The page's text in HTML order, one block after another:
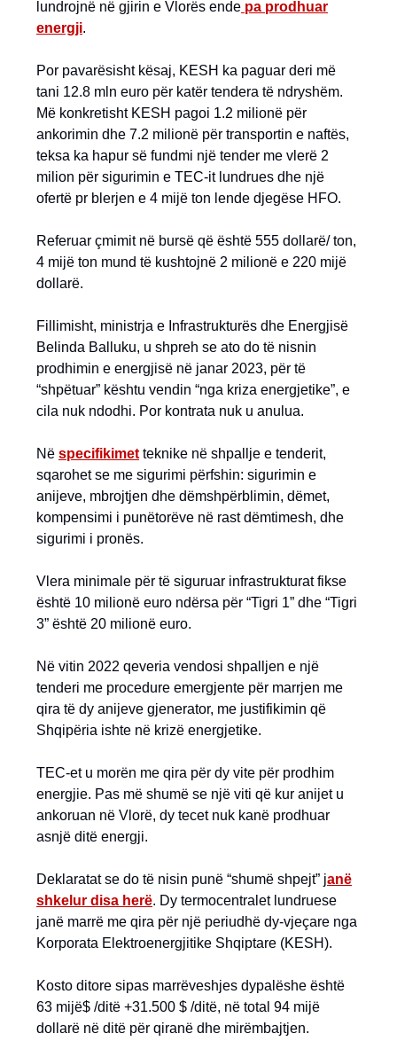
lundrojnë në gjirin e Vlorës ende pa prodhuar
energji.
Por pavarësisht kësaj, KESH ka paguar deri më
tani 12.8 mln euro për katër tendera të ndryshëm.
Më konkretisht KESH pagoi 1.2 milionë për
ankorimin dhe 7.2 milionë për transportin e naftës,
teksa ka hapur së fundmi një tender me vlerë 2
milion për sigurimin e TEC-it lundrues dhe një
ofertë pr blerjen e 4 mijë ton lende djegëse HFO.
Referuar çmimit në bursë që është 555 dollarë/ ton,
4 mijë ton mund të kushtojnë 2 milionë e 220 mijë
dollarë.
Fillimisht, ministrja e Infrastrukturës dhe Energjisë
Belinda Balluku, u shpreh se ato do të nisnin
prodhimin e energjisë në janar 2023, për të
“shpëtuar” kështu vendin “nga kriza energjetike”, e
cila nuk ndodhi. Por kontrata nuk u anulua.
Në specifikimet teknike në shpallje e tenderit,
sqarohet se me sigurimi përfshin: sigurimin e
anijeve, mbrojtjen dhe dëmshpërblimin, dëmet,
kompensimi i punëtorëve në rast dëmtimesh, dhe
sigurimi i pronës.
Vlera minimale për të siguruar infrastrukturat fikse
është 10 milionë euro ndërsa për “Tigri 1” dhe “Tigri
3” është 20 milionë euro.
Në vitin 2022 qeveria vendosi shpalljen e një
tenderi me procedure emergjente për marrjen me
qira të dy anijeve gjenerator, me justifikimin që
Shqipëria ishte në krizë energjetike.
TEC-et u morën me qira për dy vite për prodhim
energjie. Pas më shumë se një viti që kur anijet u
ankoruan në Vlorë, dy tecet nuk kanë prodhuar
asnjë ditë energji.
Deklaratat se do të nisin punë “shumë shpejt” janë
shkelur disa herë. Dy termocentralet lundruese
janë marrë me qira për një periudhë dy-vjeçare nga
Korporata Elektroenergjitike Shqiptare (KESH).
Kosto ditore sipas marrëveshjes dypalëshe është
63 mijë$ /ditë +31.500 $ /ditë, në total 94 mijë
dollarë në ditë për qiranë dhe mirëmbajtjen.